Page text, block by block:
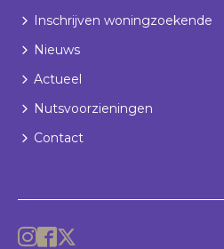
Inschrijven woningzoekende
Nieuws
Actueel
Nutsvoorzieningen
Contact